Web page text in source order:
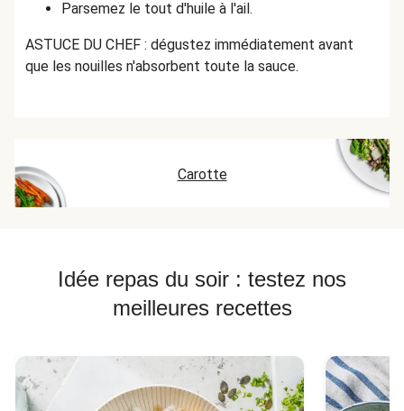
Parsemez le tout d'huile à l'ail.
ASTUCE DU CHEF : dégustez immédiatement avant
que les nouilles n'absorbent toute la sauce.
Carotte
Idée repas du soir : testez nos
meilleures recettes